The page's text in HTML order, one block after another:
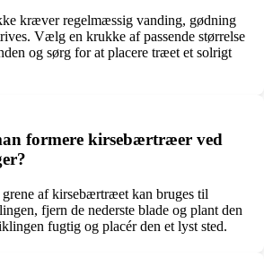
kræver regelmæssig vanding, gødning
Vælg en krukke af passende størrelse
og sørg for at placere træet et solrigt
formere kirsebærtræer ved
af kirsebærtræet kan bruges til
fjern de nederste blade og plant den
fugtig og placér den et lyst sted.